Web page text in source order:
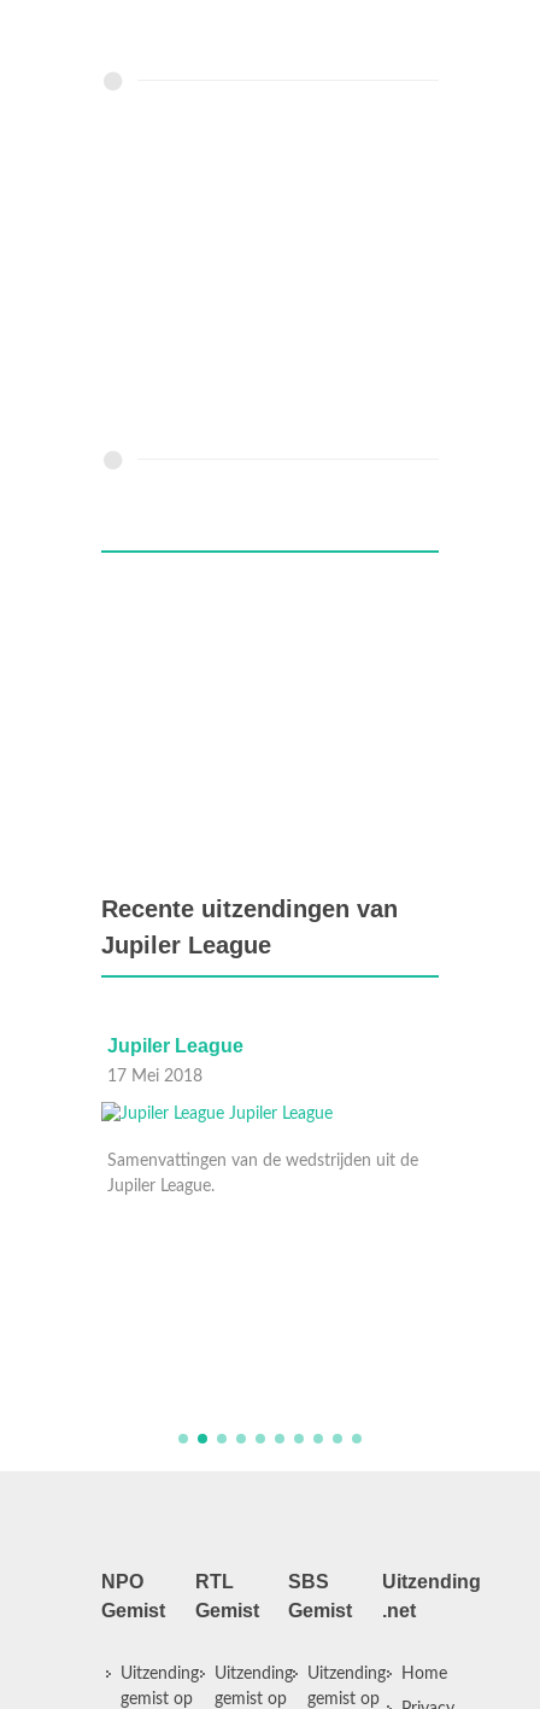
Recente uitzendingen van
Jupiler League
Jupiler League
17 Mei 2018
Samenvattingen van de wedstrijden uit de
Jupiler League.
NPO
Gemist
Uitzending
gemist op
RTL
Gemist
Uitzending
gemist op
SBS
Gemist
Uitzending
gemist op
Uitzending
.net
Home